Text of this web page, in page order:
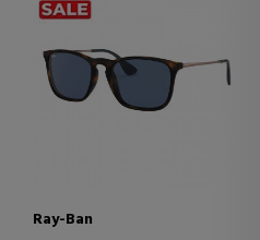
Ray-Ban